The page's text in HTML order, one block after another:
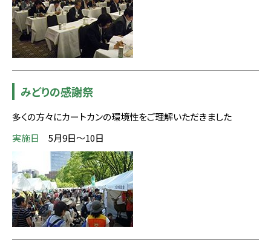
みどりの感謝祭
多くの方々にカートカンの環境性をご理解いただきました
実施日
5月9日～10日